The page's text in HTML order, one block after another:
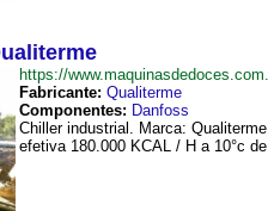
https://
Fabricante: Qualiterme
Componentes: Danfoss
Chiller industrial. Marca:
efetiva 180.000 KCAL / H a 10°c